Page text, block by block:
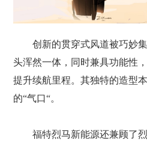
创新的贯穿式风道被巧妙
头浑然一体，同时兼具功能性
提升续航里程。其独特的造型
的“气口“。
福特烈马新能源还兼顾了